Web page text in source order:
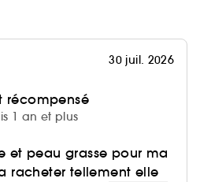
30 juil. 2026
récompensé
1 an et plus
et peau grasse pour ma
racheter tellement elle